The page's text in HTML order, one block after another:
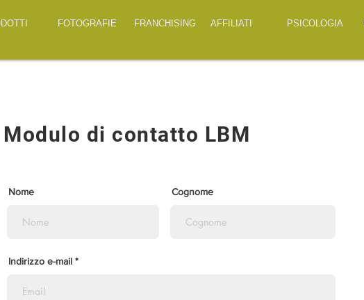
FOTOGRAFIE FRANCHISING AFFILIATI PSICOLOGIA
Modulo di contatto LBM
Nome Cognome
Indirizzo e-mail